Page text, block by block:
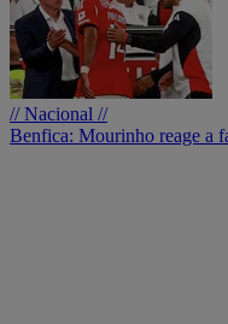
// Nacional //
Benfica: Mourinho reage a